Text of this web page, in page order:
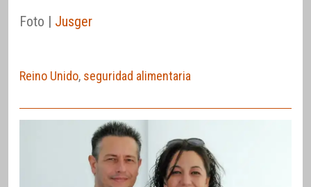
Foto | Jusger
Reino Unido, seguridad alimentaria